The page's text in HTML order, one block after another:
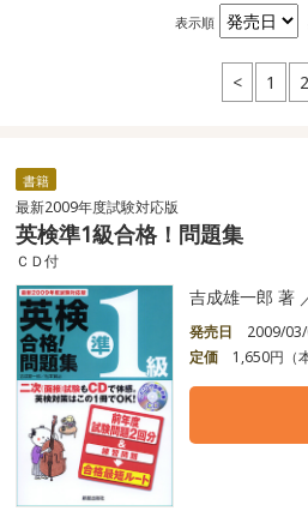
表示順
< 1 2
書籍
最新2009年度試験対応版
英検準1級合格！問題集
ＣＤ付
吉成雄一郎 著
発売日
2009/
定価
1,650円（